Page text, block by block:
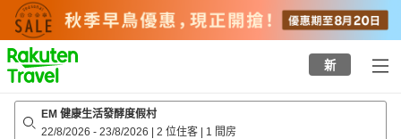
to
top
page
新
EM 健康生活發酵度假村
22/8/2026 - 23/8/2026 | 2 位住客 | 1 間房